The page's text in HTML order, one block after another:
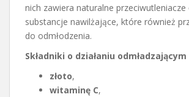
nich zawiera naturalne przeciwutleniacze
substancje nawilżające, które również
do odmłodzenia.
Składniki o działaniu odmładzającym
złoto,
witaminę C,